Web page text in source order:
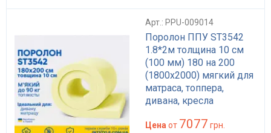
Арт.: PPU-009014
Поролон ППУ ST3542
1.8*2м толщина 10 см
(100 мм) 180 на 200
(1800х2000) мягкий для
матраса, топпера,
дивана, кресла
Цена от 7077 грн.